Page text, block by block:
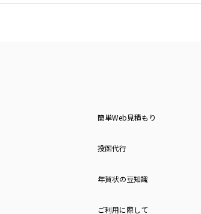
簡単Web見積もり
投函代行
年賀状の豆知識
ご利用に際して